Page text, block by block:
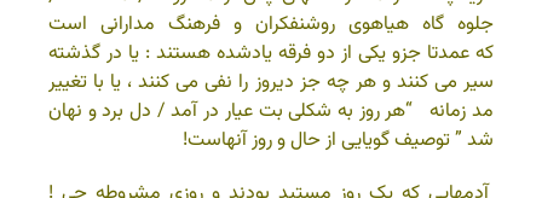
جلوه گاه هیاهوی روشنفکران و فرهنگ مدارانی است
که عمدتا جزو یکی از دو فرقه یادشده هستند : یا در گذشته
سیر می کنند و هر چه جز دیروز را نفی می کنند ، یا با تغییر
مد زمانه “هر روز به شکلی بت عیار در آمد / دل برد و نهان
شد ” توصیف گویایی از حال و روز آنهاست!